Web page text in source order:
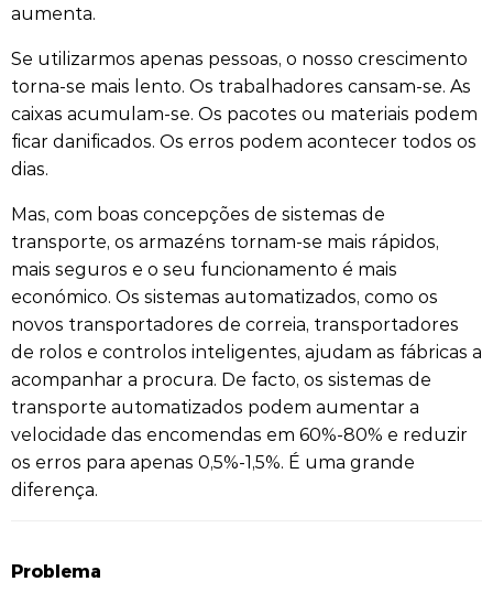
aumenta.
Se utilizarmos apenas pessoas, o nosso crescimento
torna-se mais lento. Os trabalhadores cansam-se. As
caixas acumulam-se. Os pacotes ou materiais podem
ficar danificados. Os erros podem acontecer todos os
dias.
Mas, com boas concepções de sistemas de
transporte, os armazéns tornam-se mais rápidos,
mais seguros e o seu funcionamento é mais
económico. Os sistemas automatizados, como os
novos transportadores de correia, transportadores
de rolos e controlos inteligentes, ajudam as fábricas a
acompanhar a procura. De facto, os sistemas de
transporte automatizados podem aumentar a
velocidade das encomendas em 60%-80% e reduzir
os erros para apenas 0,5%-1,5%. É uma grande
diferença.
Problema